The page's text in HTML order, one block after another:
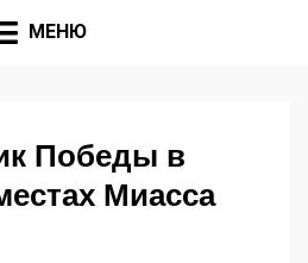
МЕНЮ
Победы в
Миасса